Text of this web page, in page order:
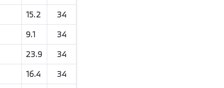
15.2
34
9.1 34
23.9
34
16.4 34